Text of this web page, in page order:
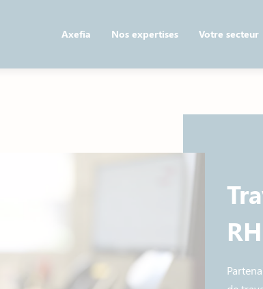
Axefia Nos expertises Votre secteur
RH